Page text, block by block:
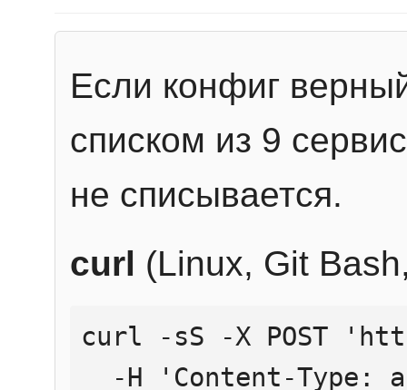
Если конфиг
списком из 9
не списывается.
curl (Linux, Git
curl -sS -X POST